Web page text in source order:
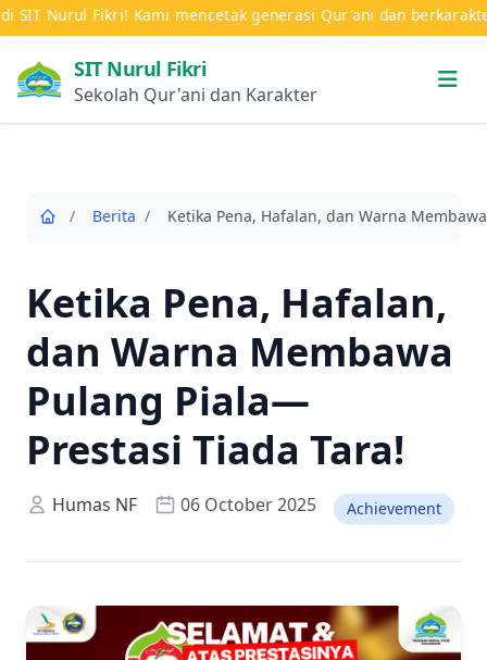
Nurul Fikri! Kami mencetak generasi Qur'ani dan berkarakter
SIT Nurul Fikri
Sekolah Qur'ani dan Karakter
/ Berita /
Ketika Pena, Hafalan,
dan Warna Membawa
Pulang Piala—
Prestasi Tiada Tara!
Humas NF 06 October 2025 Achievement